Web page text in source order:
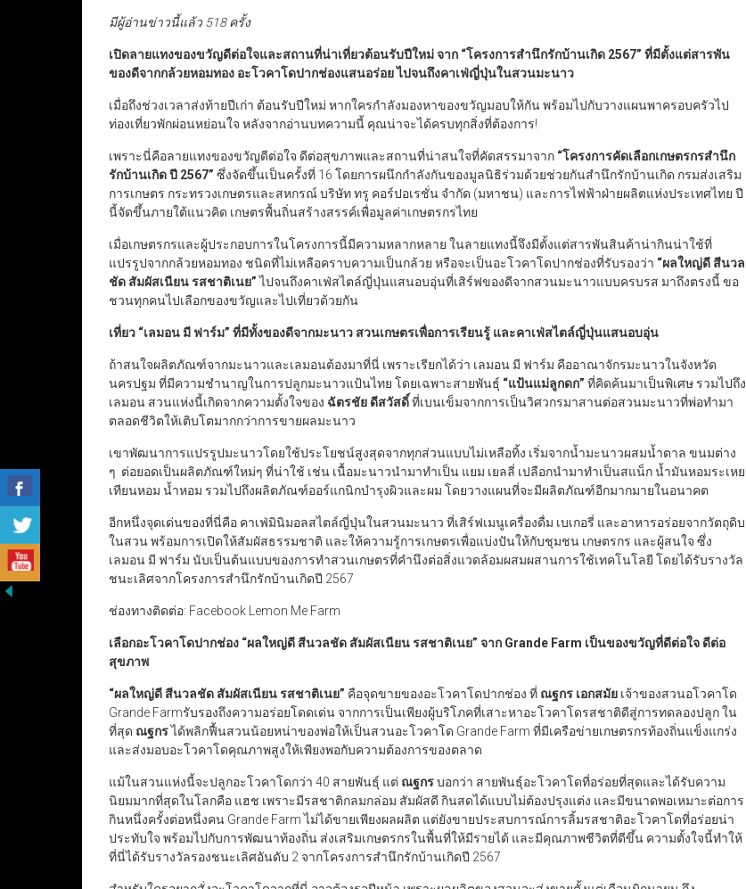
มีผู้อ่านข่าวนี้แล้ว 518 ครั้ง
เปิดลายแทงของขวัญดีต่อใจและสถานที่น่าเที่ยวต้อนรับปีใหม่ จาก “โครงการสำนึกรักบ้านเกิด 2567” ที่มีตั้งแต่สารพัน
ของดีจากกล้วยหอมทอง อะโวคาโดปากช่องแสนอร่อย ไปจนถึงคาเฟ่ญี่ปุ่นในสวนมะนาว
เมื่อถึงช่วงเวลาส่งท้ายปีเก่า ต้อนรับปีใหม่ หากใครกำลังมองหาของขวัญมอบให้กัน พร้อมไปกับวางแผนพาครอบครัวไป
ท่องเที่ยวพักผ่อนหย่อนใจ หลังจากอ่านบทความนี้ คุณน่าจะได้ครบทุกสิ่งที่ต้องการ!
เพราะนี่คือลายแทงของขวัญดีต่อใจ ดีต่อสุขภาพและสถานที่น่าสนใจที่คัดสรรมาจาก “โครงการคัดเลือกเกษตรกรสำนึก
รักบ้านเกิด ปี 2567” ซึ่งจัดขึ้นเป็นครั้งที่ 16 โดยการผนึกกำลังกันของมูลนิธิร่วมด้วยช่วยกันสำนึกรักบ้านเกิด กรมส่งเสริม
การเกษตร กระทรวงเกษตรและสหกรณ์ บริษัท ทรู คอร์ปอเรชั่น จำกัด (มหาชน) และการไฟฟ้าฝ่ายผลิตแห่งประเทศไทย ปี
นี้จัดขึ้นภายใต้แนวคิด เกษตรพื้นถิ่นสร้างสรรค์เพื่อมูลค่าเกษตรกรไทย
เมื่อเกษตรกรและผู้ประกอบการในโครงการนี้มีความหลากหลาย ในลายแทงนี้จึงมีตั้งแต่สารพันสินค้าน่ากินน่าใช้ที่
แปรรูปจากกล้วยหอมทอง ชนิดที่ไม่เหลือคราบความเป็นกล้วย หรือจะเป็นอะโวคาโดปากช่องที่รับรองว่า “ผลใหญ่ดี สีนวล
ชัด สัมผัสเนียน รสชาติเนย”ไปจนถึงคาเฟ่สไตล์ญี่ปุ่นแสนอบอุ่นที่เสิร์ฟของดีจากสวนมะนาวแบบครบรส มาถึงตรงนี้ ขอ
ชวนทุกคนไปเลือกของขวัญและไปเที่ยวด้วยกัน
เที่ยว “เลมอน มี ฟาร์ม” ที่มีทั้งของดีจากมะนาว สวนเกษตรเพื่อการเรียนรู้ และคาเฟ่สไตล์ญี่ปุ่นแสนอบอุ่น
ถ้าสนใจผลิตภัณฑ์จากมะนาวและเลมอนต้องมาที่นี่ เพราะเรียกได้ว่า เลมอน มี ฟาร์ม คืออาณาจักรมะนาวในจังหวัด
นครปฐม ที่มีความชำนาญในการปลูกมะนาวแป้นไทย โดยเฉพาะสายพันธุ์ “แป้นแม่ลูกดก” ที่คิดค้นมาเป็นพิเศษ รวมไปถึง
เลมอน สวนแห่งนี้เกิดจากความตั้งใจของ ฉัตรชัย ดีสวัสดิ์ที่เบนเข็มจากการเป็นวิศวกรมาสานต่อสวนมะนาวที่พ่อทำมา
ตลอดชีวิตให้เติบโตมากกว่าการขายผลมะนาว
เขาพัฒนาการแปรรูปมะนาวโดยใช้ประโยชน์สูงสุดจากทุกส่วนแบบไม่เหลือทิ้ง เริ่มจากน้ำมะนาวผสมน้ำตาล ขนมต่าง
ๆ ต่อยอดเป็นผลิตภัณฑ์ใหม่ๆ ที่น่าใช้ เช่น เนื้อมะนาวนำมาทำเป็น แยม เยลลี่ เปลือกนำมาทำเป็นสแน็ก น้ำมันหอมระเหย
เทียนหอม น้ำหอม รวมไปถึงผลิตภัณฑ์ออร์แกนิกบำรุงผิวและผม โดยวางแผนที่จะมีผลิตภัณฑ์อีกมากมายในอนาคต
อีกหนึ่งจุดเด่นของที่นี่คือ คาเฟ่มินิมอลสไตล์ญี่ปุ่นในสวนมะนาว ที่เสิร์ฟเมนูเครื่องดื่ม เบเกอรี่ และอาหารอร่อยจากวัตถุดิบ
ในสวน พร้อมการเปิดให้สัมผัสธรรมชาติ และให้ความรู้การเกษตรเพื่อแบ่งปันให้กับชุมชน เกษตรกร และผู้สนใจ ซึ่ง
เลมอน มี ฟาร์ม นับเป็นต้นแบบของการทำสวนเกษตรที่คำนึงต่อสิ่งแวดล้อมผสมผสานการใช้เทคโนโลยี โดยได้รับรางวัล
ชนะเลิศจากโครงการสำนึกรักบ้านเกิดปี 2567
ช่องทางติดต่อ: Facebook Lemon Me Farm
เลือกอะโวคาโดปากช่อง “ผลใหญ่ดี สีนวลชัด สัมผัสเนียน รสชาติเนย” จาก Grande Farm เป็นของขวัญที่ดีต่อใจ ดีต่อ
สุขภาพ
“ผลใหญ่ดี สีนวลชัด สัมผัสเนียน รสชาติเนย” คือจุดขายของอะโวคาโดปากช่อง ที่ ณฐกร เอกสมัย เจ้าของสวนอโวคาโด
Grande Farmรับรองถึงความอร่อยโดดเด่น จากการเป็นเพียงผู้บริโภคที่เสาะหาอะโวคาโดรสชาติดีสู่การทดลองปลูก ใน
ที่สุด ณฐกรได้พลิกฟื้นสวนน้อยหน่าของพ่อให้เป็นสวนอะโวคาโด Grande Farm ที่มีเครือข่ายเกษตรกรท้องถิ่นแข็งแกร่ง
และส่งมอบอะโวคาโดคุณภาพสูงให้เพียงพอกับความต้องการของตลาด
แม้ในสวนแห่งนี้จะปลูกอะโวคาโดกว่า 40 สายพันธุ์ แต่ ณฐกรบอกว่า สายพันธุ์อะโวคาโดที่อร่อยที่สุดและได้รับความ
นิยมมากที่สุดในโลกคือ แฮช เพราะมีรสชาติกลมกล่อม สัมผัสดี กินสดได้แบบไม่ต้องปรุงแต่ง และมีขนาดพอเหมาะต่อการ
กินหนึ่งครั้งต่อหนึ่งคน Grande Farm ไม่ได้ขายเพียงผลผลิต แต่ยังขายประสบการณ์การลิ้มรสชาติอะโวคาโดที่อร่อยน่า
ประทับใจ พร้อมไปกับการพัฒนาท้องถิ่น ส่งเสริมเกษตรกรในพื้นที่ให้มีรายได้ และมีคุณภาพชีวิตที่ดีขึ้น ความตั้งใจนี้ทำให้
ที่นี่ได้รับรางวัลรองชนะเลิศอันดับ 2 จากโครงการสำนึกรักบ้านเกิดปี 2567